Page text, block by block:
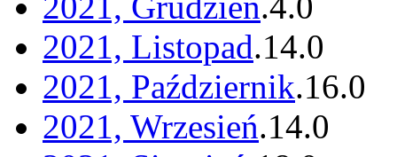
2021, Listopad.14.0
2021, Październik.16.0
2021, Wrzesień.14.0